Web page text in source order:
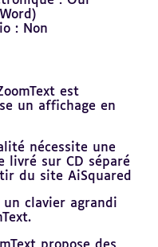
: Non
est
un affichage en
nécessite une
livré sur CD séparé
du site AiSquared
un clavier agrandi